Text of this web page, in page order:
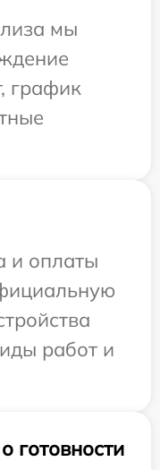
мы
график
и оплаты
работ и
готовности